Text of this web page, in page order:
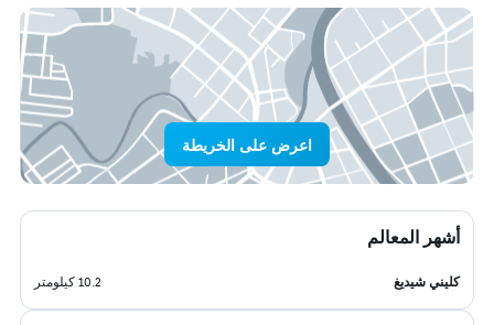
اعرض على الخريطة
أشهر المعالم
كليني شيديغ 10.2 كيلومتر